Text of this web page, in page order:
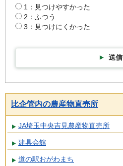
1：見つけやすかった
2：ふつう
3：見つけにくかった
送信
比企管内の農産物直売所
JA埼玉中央吉見農産物直売所
建具会館
道の駅おがわまち